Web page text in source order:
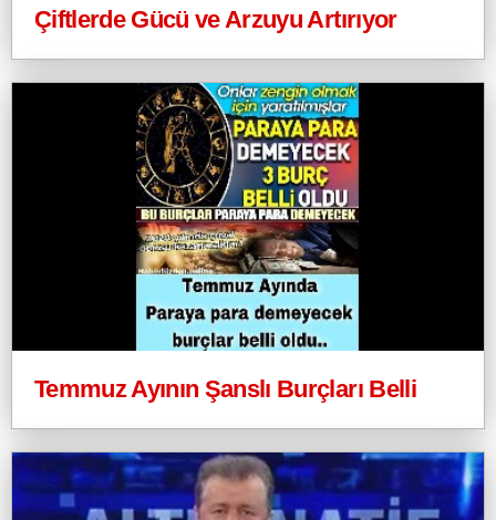
Çiftlerde Gücü ve Arzuyu Artırıyor
Temmuz Ayının Şanslı Burçları Belli